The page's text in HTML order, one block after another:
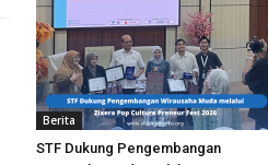
Berita
STF Dukung Pengembangan